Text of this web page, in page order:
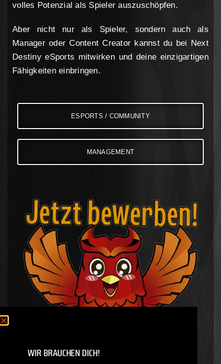
volles Potenzial als Spieler auszuschöpfen.
Aber nicht nur als Spieler, sondern auch als
Manager oder Content Creator kannst du bei Next
Destiny eSports mitwirken und deine einzigartigen
Fähigkeiten einbringen.
ESPORTS / COMMUNITY
MANAGEMENT
WIR BRAUCHEN DICH!